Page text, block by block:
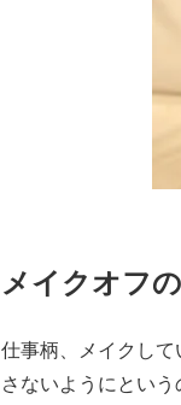
メイクオフ
仕事柄、メイクし
さないようにとい